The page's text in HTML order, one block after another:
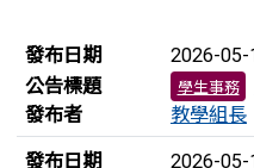
新聞列表
發布日期 2026-05-
公告標題 學生事務
發布者
教學組長
發布日期
2026-05-